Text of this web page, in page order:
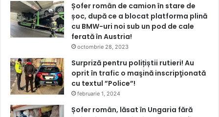
Șofer român de camion în stare de
șoc, după ce a blocat platforma plină
cu BMW-uri noi sub un pod de cale
ferată în Austria!
octombrie 28, 2023
Surpriză pentru polițiștii rutieri! Au
oprit în trafic o maşină inscripţionată
cu textul ”Police”!
februarie 1, 2024
Șofer român, lăsat în Ungaria fără